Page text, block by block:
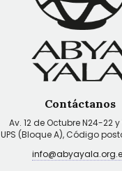
Contáctanos
Av. 12 de Octubre N24-22
UPS (Bloque A), Código